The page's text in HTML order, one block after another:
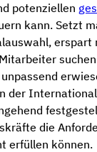
potenziellen
kann. Setzt
erspart
der
die
erfüllen können.